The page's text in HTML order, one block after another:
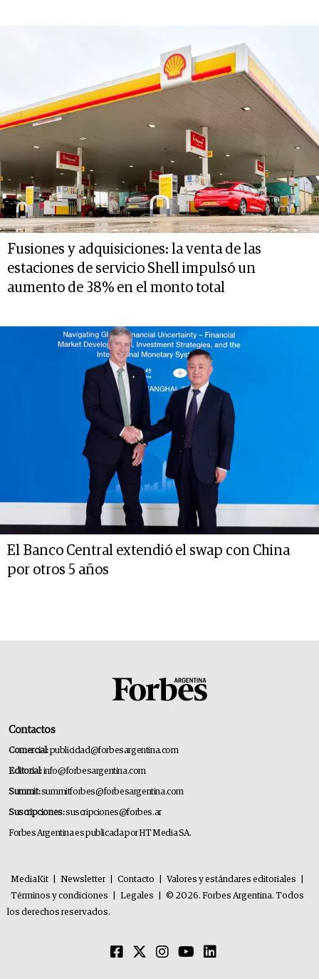
Fusiones y adquisiciones: la venta de las
estaciones de servicio Shell impulsó un
aumento de 38% en el monto total
El Banco Central extendió el swap con China
por otros 5 años
Contactos
Comercial:publicidad@forbesargentina.com
Editorial:info@forbesargentina.com
Summit:summitforbes@forbesargentina.com
Suscripciones:suscripciones@forbes.ar
Forbes Argentina es publicada por HT Media SA.
MediaKit Newsletter Contacto Valores y estándares editoriales
Términos y condiciones
Legales
© 2026. Forbes Argentina. Todos
los derechos reservados.